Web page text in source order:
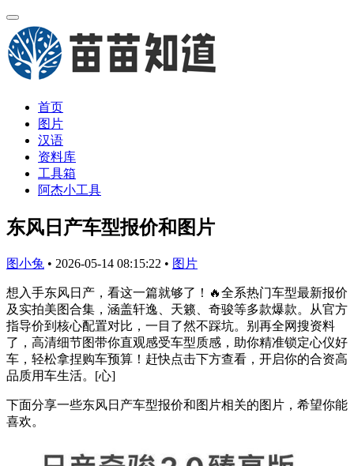
首页
图片
汉语
资料库
工具箱
阿杰小工具
东风日产车型报价和图片
图小兔 • 2026-05-14 08:15:22 • 图片
想入手东风日产，看这一篇就够了！🔥全系热门车型最新报价
及实拍美图合集，涵盖轩逸、天籁、奇骏等多款爆款。从官方
指导价到核心配置对比，一目了然不踩坑。别再全网搜资料
了，高清细节图带你直观感受车型质感，助你精准锁定心仪好
车，轻松拿捏购车预算！赶快点击下方查看，开启你的合资高
品质用车生活。[心]
下面分享一些东风日产车型报价和图片相关的图片，希望你能
喜欢。